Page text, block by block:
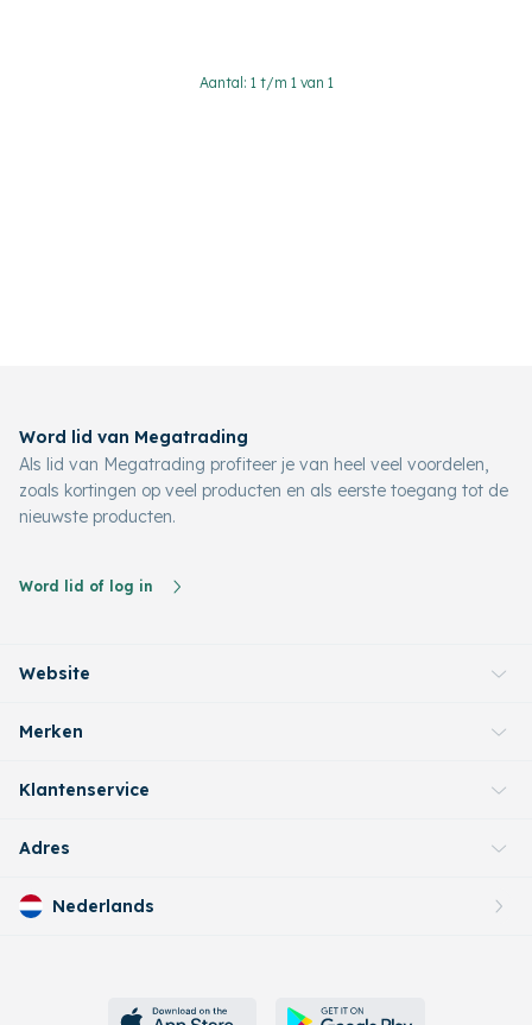
Aantal: 1 t/m 1 van 1
Word lid van Megatrading
Als lid van Megatrading profiteer je van heel veel voordelen,
zoals kortingen op veel producten en als eerste toegang tot de
nieuwste producten.
Word lid of log in
Website
Merken
Klantenservice
Adres
Nederlands